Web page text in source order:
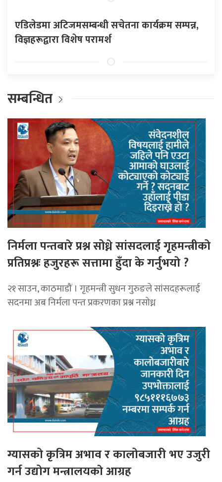
एडिलेडमा अटिजमसम्बन्धी सचेतना कार्यक्रम सम्पन्न,
विज्ञहरूद्वारा विशेष परामर्श
सम्बन्धित
निर्मला पन्तबारे प्रश्न सोध्ने सांसदलाई गृहमन्त्रीको
प्रतिप्रश्नः हजुरहरू सत्तामा हुँदा के गर्नुभयो ?
२१ साउन, काठमाडौं । गृहमन्त्री सुधन गुरुङले सांसदहरूलाई
सदनमा अब निर्मला पन्त प्रकरणका प्रश्न नसोध्न
ग्यासको कृत्रिम अभाव र कालोबजारी भए उजुरी
गर्न उद्योग मन्त्रालयकाे आग्रह